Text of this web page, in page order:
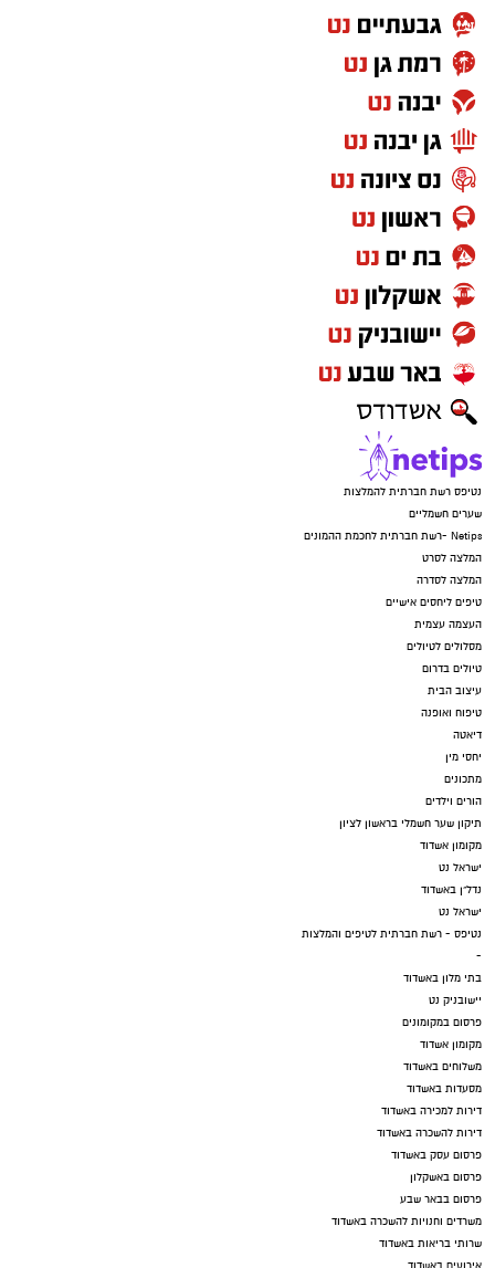
נטיפס רשת חברתית להמלצות
שערים חשמליים
Netips -רשת חברתית לחכמת ההמונים
המלצה לסרט
המלצה לסדרה
טיפים ליחסים אישיים
העצמה עצמית
מסלולים לטיולים
טיולים בדרום
עיצוב הבית
טיפוח ואופנה
דיאטה
יחסי מין
מתכונים
הורים וילדים
תיקון שער חשמלי בראשון לציון
מקומון אשדוד
ישראל נט
נדל"ן באשדוד
ישראל נט
נטיפס - רשת חברתית לטיפים והמלצות
-
בתי מלון באשדוד
יישובניק נט
פרסום במקומונים
מקומון אשדוד
משלוחים באשדוד
מסעדות באשדוד
דירות למכירה באשדוד
דירות להשכרה באשדוד
פרסום עסק באשדוד
פרסום באשקלון
פרסום בבאר שבע
משרדים וחנויות להשכרה באשדוד
שרותי בריאות באשדוד